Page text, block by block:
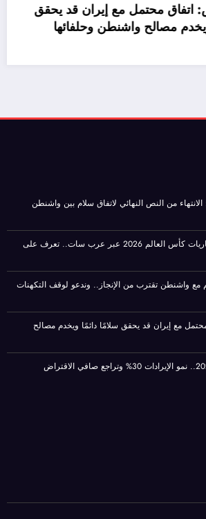
واشنطن تقترب من الإنجاز.. وندعو لوقف التكهنات
مع إيران قد يحقق سلامًا دائمًا ويخدم مصالح